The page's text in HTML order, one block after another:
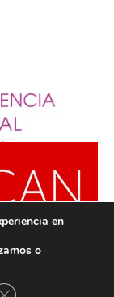
|Política de
en
o
Cerrar el banner de